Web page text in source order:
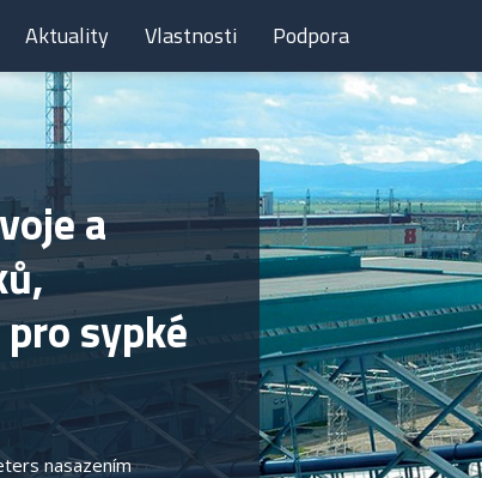
Aktuality Vlastnosti Podpora
a
sypké
nasazením